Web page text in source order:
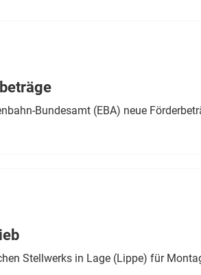
Bundesamt (EBA) neue
Stellwerks in Lage (Lippe) für